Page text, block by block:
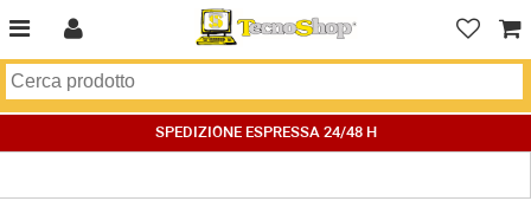
SPEDIZIONE ESPRESSA 24/48 H